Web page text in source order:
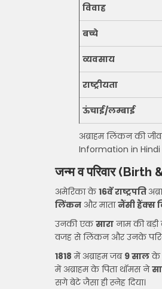
विवाह
बच्चे
व्यवसाय
राष्ट्रीयता
ऊंचाई/लम्बाई
अब्राहम लिंकन की
Information in Hindi
जन्म व परिवार(Birth
अमेरिका के16वें राष्ट्रपति
लिंकन और मातानैंसी हैंक्स
उनकी एकसारा नाम की
वजह से लिंकन और उनके
1818 में अब्राहम जब 9 सालके
में अब्राहम के पिता थॉमस ने
सगे बेटे जैसा ही स्नेह दिया।